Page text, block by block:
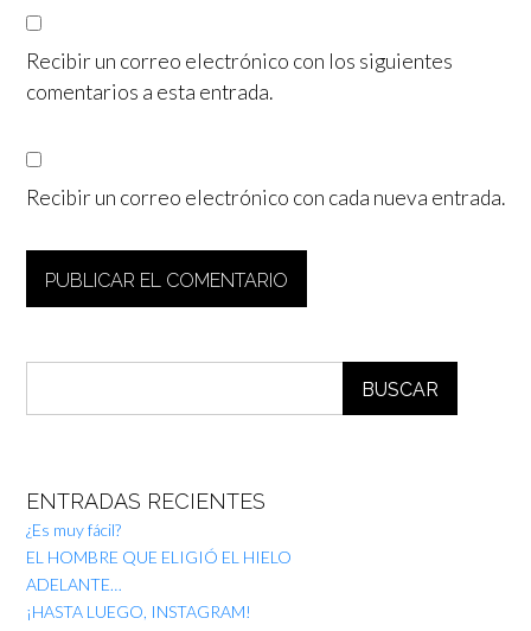
Recibir un correo electrónico con los siguientes
comentarios a esta entrada.
Recibir un correo electrónico con cada nueva entrada.
BUSCAR
ENTRADAS RECIENTES
¿Es muy fácil?
EL HOMBRE QUE ELIGIÓ EL HIELO
ADELANTE…
¡HASTA LUEGO, INSTAGRAM!